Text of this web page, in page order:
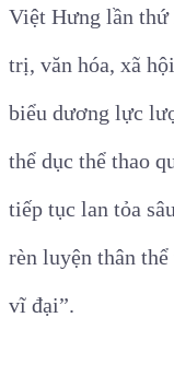
Việt Hưng lần thứ
trị, văn hóa, xã
biểu dương lực
thể dục thể thao
tiếp tục lan tỏa
rèn luyện thân
vĩ đại”.